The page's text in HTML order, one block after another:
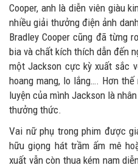
Cooper, anh là diễn viên giàu
nhiều giải thưởng điện ảnh
Bradley Cooper cũng đã từng
bia và chất kích thích dẫn đến
một Jackson cực kỳ xuất sắc
hoang mang, lo lắng…. Hơn
luyện của mình Jackson là
thưởng thức.
Vai nữ phụ trong phim được
hữu giọng hát trầm ấm mê
xuất vẫn còn thua kém nam